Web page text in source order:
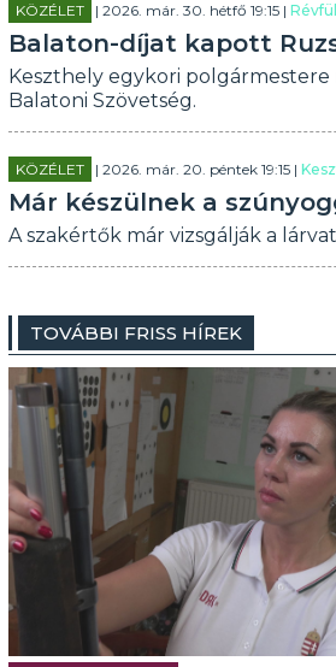
KÖZÉLET | 2026. már. 30. hétfő 19:15 |
Balaton-díjat kapott
Keszthely egykori
Balatoni Szövetség.
KÖZÉLET | 2026. már. 20. péntek 19:15 |
Már készülnek a
A szakértők már vizsgálják a
TOVÁBBI FRISS HÍREK